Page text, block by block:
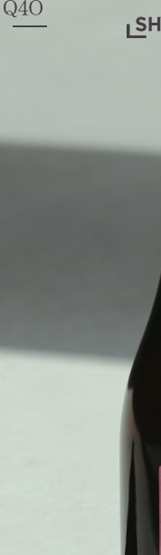
SHINDO
SHINDO
SHINDO
CONCEPT
ACCESS